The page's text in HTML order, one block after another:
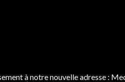
à notre nouvelle adresse :